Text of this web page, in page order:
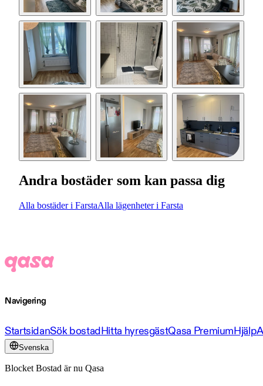
Andra bostäder som kan passa dig
Alla bostäder i FarstaAlla lägenheter i Farsta
Navigering
StartsidanSök bostadHitta hyresgästQasa PremiumHjälp
Svenska
Blocket Bostad är nu Qasa